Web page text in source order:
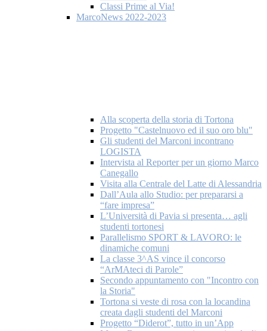
Classi Prime al Via!
MarcoNews 2022-2023
Alla scoperta della storia di Tortona
Progetto "Castelnuovo ed il suo oro blu"
Gli studenti del Marconi incontrano
LOGISTA
Intervista al Reporter per un giorno Marco
Canegallo
Visita alla Centrale del Latte di Alessandria
Dall’Aula allo Studio: per prepararsi a
“fare impresa”
L’Università di Pavia si presenta… agli
studenti tortonesi
Parallelismo SPORT & LAVORO: le
dinamiche comuni
La classe 3^AS vince il concorso
“ArMAteci di Parole”
Secondo appuntamento con "Incontro con
la Storia"
Tortona si veste di rosa con la locandina
creata dagli studenti del Marconi
Progetto “Diderot”, tutto in un’App